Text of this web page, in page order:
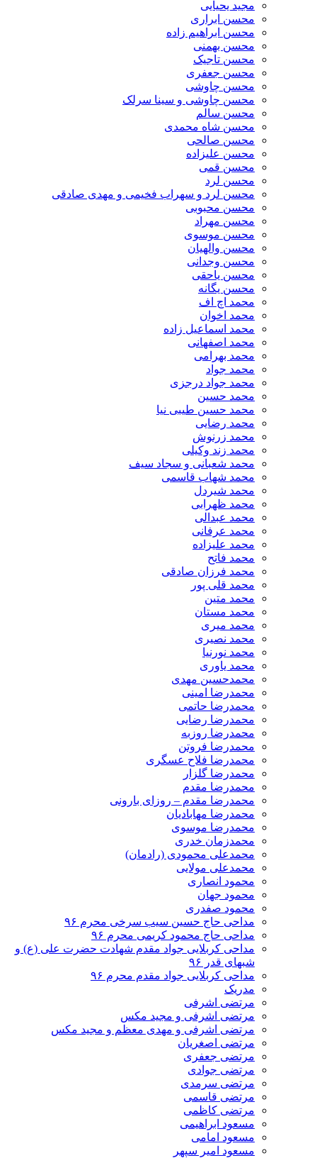
مجید یحیایی
محسن ابراری
محسن ابراهیم زاده
محسن بهمنی
محسن تاجیک
محسن جعفری
محسن چاوشی
محسن چاوشی و سینا سرلک
محسن سالم
محسن شاه محمدی
محسن صالحی
محسن علیزاده
محسن قمی
محسن لرد
محسن لرد و سهراب فخیمی و مهدی صادقی
محسن محبوبی
محسن مهراد
محسن موسوی
محسن والهیان
محسن وجدانی
محسن یاحقی
محسن یگانه
محمد اچ اف
محمد اخوان
محمد اسماعیل زاده
محمد اصفهانی
محمد بهرامی
محمد جواد
محمد جواد درجزی
محمد حسین
محمد حسین طیبی نیا
محمد رضایی
محمد زرنوش
محمد زند وکیلی
محمد شعبانی و سجاد سیف
محمد شهاب قاسمی
​محمد شیردل
محمد ظهرابی
محمد عبدالی
محمد عرفانی
محمد علیزاده
محمد فاتح
محمد فرزان صادقی
محمد قلی پور
محمد متین
محمد مستان
محمد میری
محمد نصیری
محمد نورنیا
محمد یاوری
محمدحسین مهدی
محمدرضا امینی
محمدرضا حاتمی
محمدرضا رضایی
محمدرضا روزبه
محمدرضا فروتن
محمدرضا فلاح عسگری
محمدرضا گلزار
محمدرضا مقدم
محمدرضا مقدم – روزای بارونی
محمدرضا مهابادیان
محمدرضا موسوی
محمدزمان خدری
محمدعلی محمودی (رادمان)
محمدعلی مولایی
محمود انصاری
محمود جهان
محمود صفدری
مداحی حاج حسین سیب سرخی محرم ۹۶
مداحی حاج محمود کریمی محرم ۹۶
مداحی کربلایی جواد مقدم شهادت حضرت علی (ع) و
شبهای قدر ۹۶
مداحی کربلایی جواد مقدم محرم ۹۶
مدریک
مرتضی اشرفی
مرتضی اشرفی و مجید مکس
مرتضی اشرفی و مهدی معظم و مجید مکس
مرتضی اصغریان
مرتضی جعفری
مرتضی جوادی
مرتضی سرمدی
مرتضی قاسمی
مرتضی کاظمی
مسعود ابراهیمی
مسعود امامی
مسعود امیر سپهر